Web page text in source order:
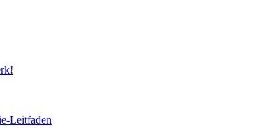
Leitfaden